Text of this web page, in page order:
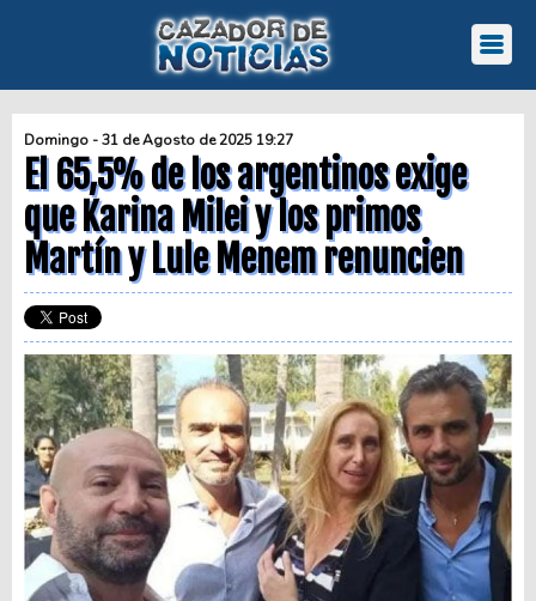
Domingo - 31 de Agosto de 2025 19:27
El 65,5% de los argentinos exige
que Karina Milei y los primos
Martín y Lule Menem renuncien